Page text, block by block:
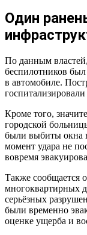
Один
По данным властей,
беспилотников
в автомобиле.
Кроме того,
городской
были выбиты окна
момент удара не
вовремя
Также сообщается
многоквартирных
серьёзных
были временно
оценке ущерба и